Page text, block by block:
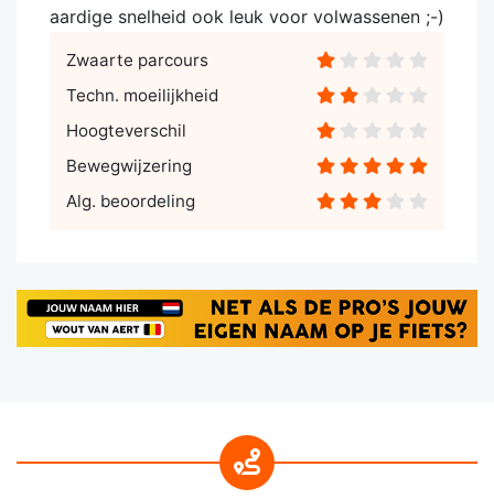
aardige snelheid ook leuk voor volwassenen ;-)
Zwaarte parcours
Techn. moeilijkheid
Hoogteverschil
Bewegwijzering
Alg. beoordeling